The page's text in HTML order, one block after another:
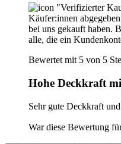
"Verifizierter
Käufer:innen
bei uns gekauft haben.
alle, die ein
Bewertet mit 5 von 5
Hohe Deckkraft
Sehr gute Deckkraft
War diese Bewertung